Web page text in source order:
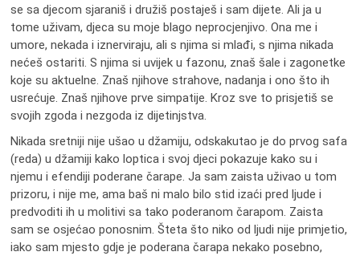
se sa djecom sjaraniš i družiš postaješ i sam dijete. Ali ja u
tome uživam, djeca su moje blago neprocjenjivo. Ona me i
umore, nekada i iznerviraju, ali s njima si mlađi, s njima nikada
nećeš ostariti. S njima si uvijek u fazonu, znaš šale i zagonetke
koje su aktuelne. Znaš njihove strahove, nadanja i ono što ih
usrećuje. Znaš njihove prve simpatije. Kroz sve to prisjetiš se
svojih zgoda i nezgoda iz dijetinjstva.
Nikada sretniji nije ušao u džamiju, odskakutao je do prvog safa
(reda) u džamiji kako loptica i svoj djeci pokazuje kako su i
njemu i efendiji poderane čarape. Ja sam zaista uživao u tom
prizoru, i nije me, ama baš ni malo bilo stid izaći pred ljude i
predvoditi ih u molitivi sa tako poderanom čarapom. Zaista
sam se osjećao ponosnim. Šteta što niko od ljudi nije primjetio,
iako sam mjesto gdje je poderana čarapa nekako posebno,